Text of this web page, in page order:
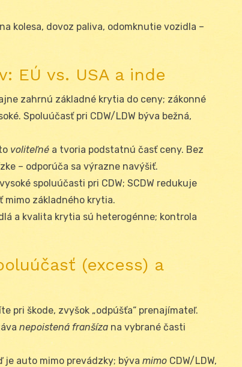
kolesa, dovoz paliva, odomknutie vozidla –
EÚ vs. USA a inde
zahrnú základné krytia do ceny; zákonné
Spoluúčasť pri CDW/LDW býva bežná,
voliteľné a tvoria podstatnú časť ceny. Bez
– odporúča sa výrazne navýšiť.
spoluúčasti pri CDW; SCDW redukuje
mimo základného krytia.
a kvalita krytia sú heterogénne; kontrola
(excess) a
pri škode, zvyšok „odpúšťa“ prenajímateľ.
nepoistená franšíza na vybrané časti
je auto mimo prevádzky; býva mimo CDW/LDW,